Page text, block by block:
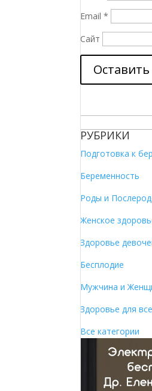
Email*
Сайт
РУБРИКИ
Подготовка к
Беременность
Роды и
Женское
Здоровье
Бесплодие
Мужчина и
Здоровье для
Все категории